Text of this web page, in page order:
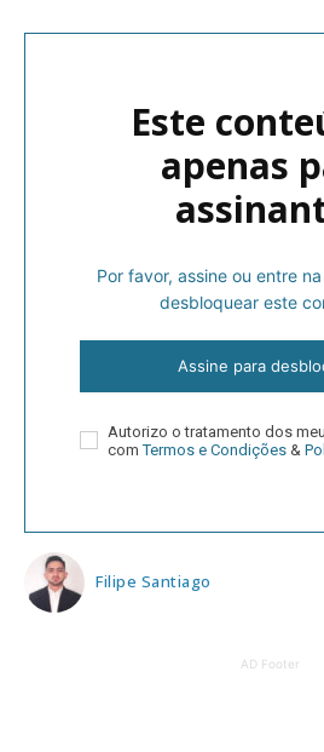
Este
apenas
Por favor, assine ou entre
desbloquear este
Assine para
Autorizo o tratamento dos
comTermos e Condições &
Filipe Santiago
AD Footer